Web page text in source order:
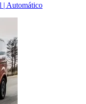
| Automático